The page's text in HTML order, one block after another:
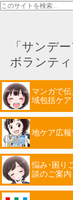
「サンデ
ボランテ
マンガで
域包括ケア
地ケア広
悩み･困り
談のご案内